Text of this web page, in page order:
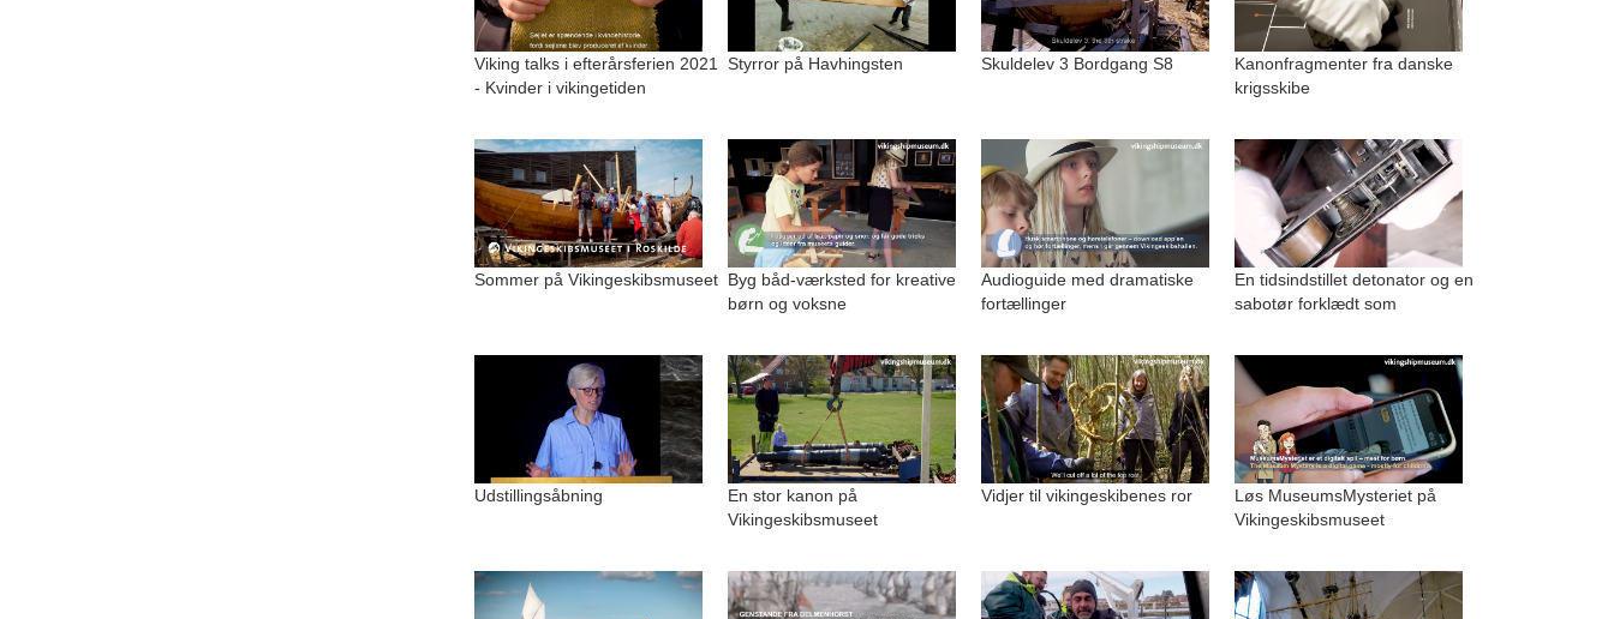
Viking talks i efterårsferien 2021
- Kvinder i vikingetiden
Styrror på Havhingsten Skuldelev 3 Bordgang S8
Kanonfragmenter fra danske
krigsskibe
Sommer på Vikingeskibsmuseet Byg båd-værksted for kreative
børn og voksne
Audioguide med dramatiske
fortællinger
En tidsindstillet detonator og en
sabotør forklædt som
Udstillingsåbning
En stor kanon på
Vikingeskibsmuseet
Vidjer til vikingeskibenes ror
Løs MuseumsMysteriet på
Vikingeskibsmuseet